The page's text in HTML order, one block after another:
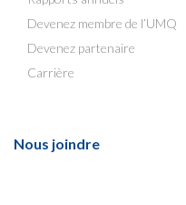
Devenez membre de l’UMQ
Devenez partenaire
Carrière
Nous joindre